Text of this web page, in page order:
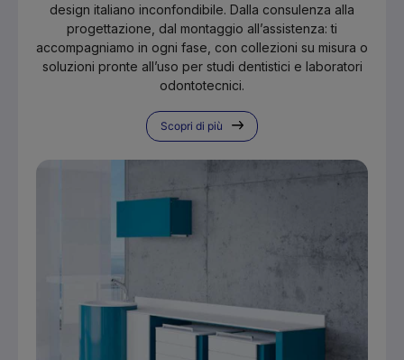
design italiano inconfondibile. Dalla consulenza alla
progettazione, dal montaggio all’assistenza: ti
accompagniamo in ogni fase, con collezioni su misura o
soluzioni pronte all’uso per studi dentistici e laboratori
odontotecnici.
Scopri di più